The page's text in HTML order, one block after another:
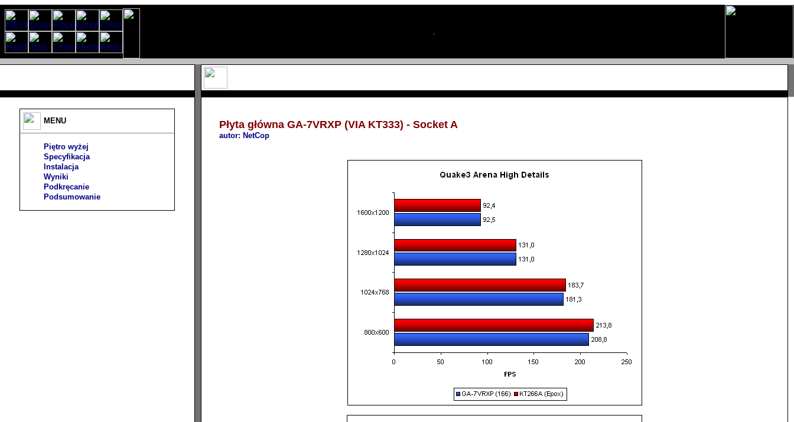
MENU
Piętro wyżej
Specyfikacja
Instalacja
Wyniki
Podkręcanie
Podsumowanie
Płyta główna GA-7VRXP (VIA KT333) - Socket A
autor: NetCop